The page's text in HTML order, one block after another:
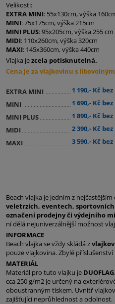
Velikosti:
EXTRA MINI: 55x130cm, výška
MINI: 75x175cm, výška 215cm
MINI PLUS: 95x205cm, výška 255 cm
MIDI: 110x260cm, výška 320cm
MAXI: 145x360cm, výška 440cm
Vlajka jezcela potisknutelná.
Cena je za vlajkovinu s
EXTRA MINI 1 190,- Kč bez
MINI 1 690,- Kč bez
MINI PLUS 1 890,- Kč bez
MIDI 2 390,- Kč bez
MAXI 3 590,- Kč bez
Beach vlajka je jedním z
veletrzích, eventech,
označení prodejny či výdejního
ní dělá nejuniverzálnější možnost
INFORMACE
Beach vlajka se vždy skládá z
pouze vlajkovina. Zbylé
MATERIÁL
Materiál pro tuto vlajku je DUOFLAG
cca 250 g/m2 je určený na
oboustranným tiskem. Uvnitř
zajišťující neprůhlednost a odolnost.